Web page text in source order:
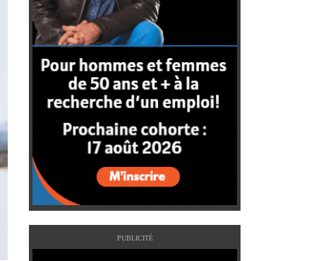
PUBLICITÉ